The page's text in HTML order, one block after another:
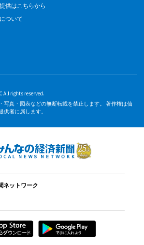
供はこちらから
ついて
All rights reserved.
写真・図表などの無断転載を禁止します。 著作権は仙
供者に属します。
ネットワーク